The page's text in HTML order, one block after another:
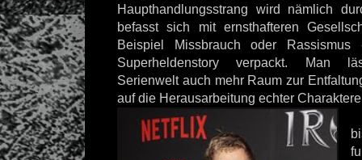
Haupthandlungsstrang wird nämlich
befasst sich mit ernsthafteren
Beispiel Missbrauch oder
Superheldenstory verpackt. Man
Serienwelt auch mehr Raum zur
auf die Herausarbeitung echter